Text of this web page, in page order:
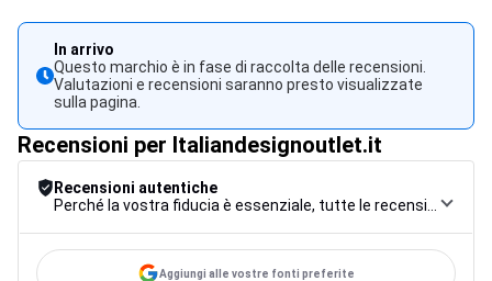
In arrivo
Questo marchio è in fase di raccolta delle recensioni.
Valutazioni e recensioni saranno presto visualizzate
sulla pagina.
Recensioni per Italiandesignoutlet.it
Recensioni autentiche
Aggiungi alle vostre fonti preferite